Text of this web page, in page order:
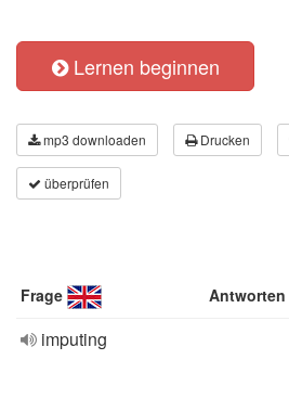
Lernen beginnen
mp3 downloaden Drucken
überprüfen
Frage Antworten
imputing